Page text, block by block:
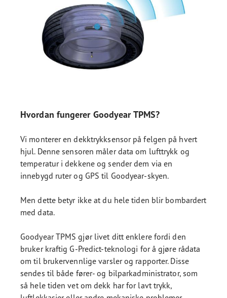
Hvordan fungerer Goodyear TPMS?
Vi monterer en dekktrykksensor på felgen på hvert
hjul. Denne sensoren måler data om lufttrykk og
temperatur i dekkene og sender dem via en
innebygd ruter og GPS til Goodyear-skyen.
Men dette betyr ikke at du hele tiden blir bombardert
med data.
Goodyear TPMS gjør livet ditt enklere fordi den
bruker kraftig G-Predict-teknologi for å gjøre rådata
om til brukervennlige varsler og rapporter. Disse
sendes til både fører- og bilparkadministrator, som
så hele tiden vet om dekk har for lavt trykk,